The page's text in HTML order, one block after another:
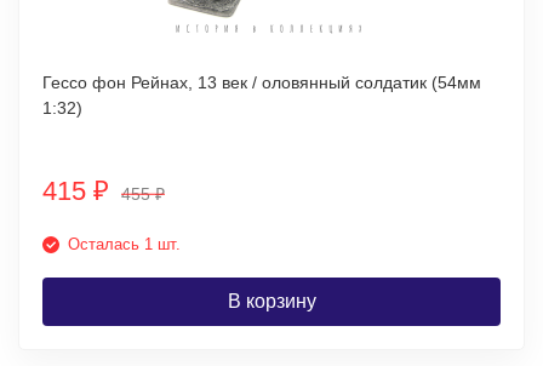
Гессо фон Рейнах, 13 век / оловянный солдатик (54мм
1:32)
415 ₽ 455₽
Осталась 1 шт.
В корзину